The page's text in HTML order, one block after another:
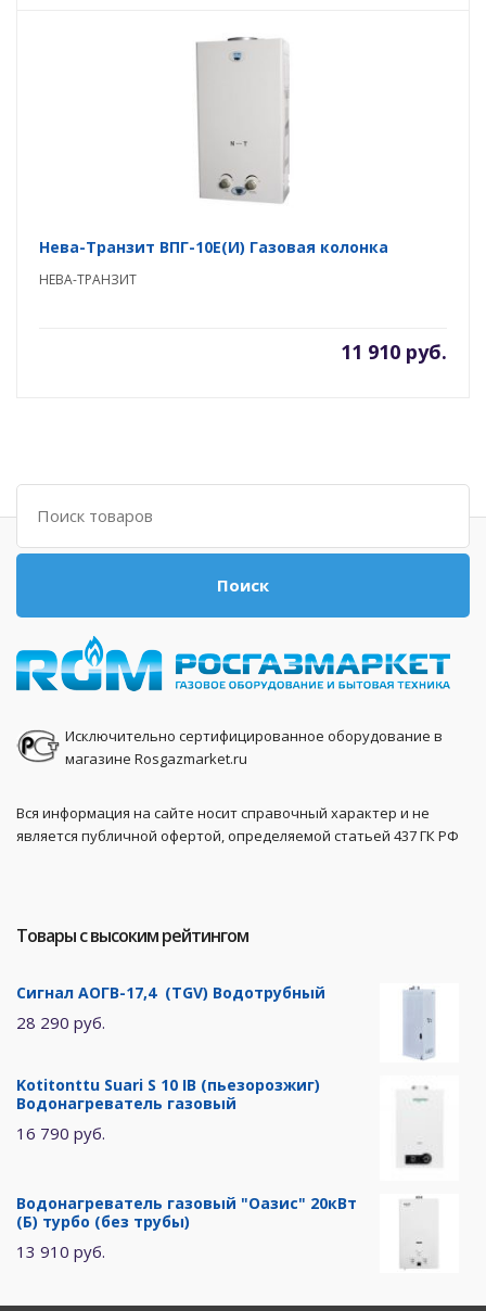
Нева-Транзит ВПГ-10E(И) Газовая колонка
НЕВА-ТРАНЗИТ
11 910 руб.
Поиск
Поиск
Исключительно сертифицированное оборудование в
магазине Rosgazmarket.ru
Вся информация на сайте носит справочный характер и не
является публичной офертой, определяемой статьей 437 ГК РФ
Товары с высоким рейтингом
Сигнал АОГВ-17,4 (TGV) Водотрубный
28 290 руб.
Kotitonttu Suari S 10 IB (пьезорозжиг)
Водонагреватель газовый
16 790 руб.
Водонагреватель газовый "Оазис" 20кВт
(Б) турбо (без трубы)
13 910 руб.